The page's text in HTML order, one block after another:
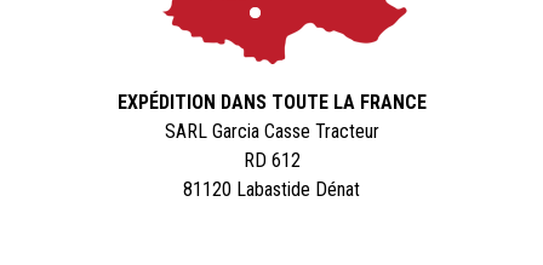
EXPÉDITION DANS TOUTE LA FRANCE
SARL Garcia Casse Tracteur
RD 612
81120 Labastide Dénat